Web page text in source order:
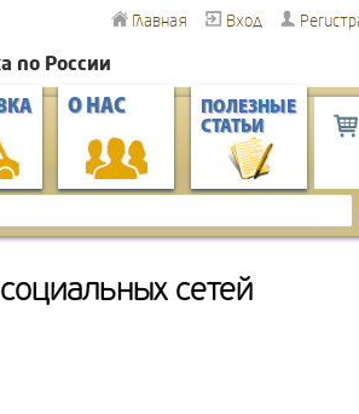
Главная Вход
по России
О НАС
ПОЛЕЗНЫЕ
СТАТЬИ
сетей